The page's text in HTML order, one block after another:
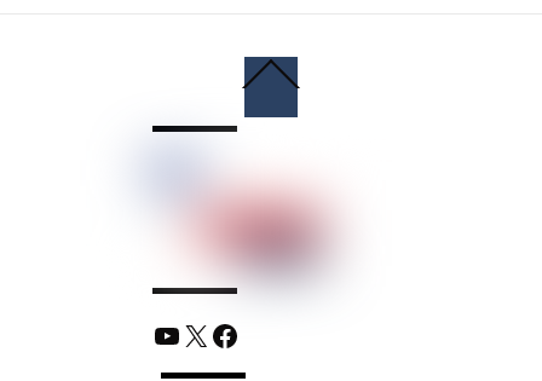
To
YouTube
X Facebook